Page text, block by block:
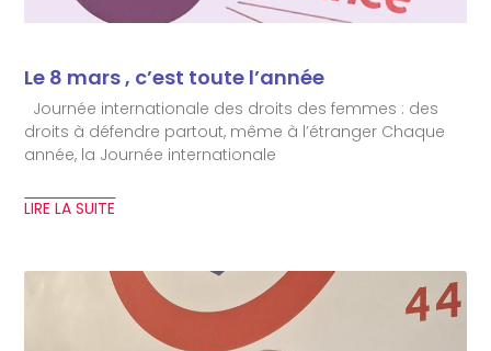
Le 8 mars , c’est toute l’année
Journée internationale des droits des femmes : des
droits à défendre partout, même à l’étranger Chaque
année, la Journée internationale
LIRE LA SUITE